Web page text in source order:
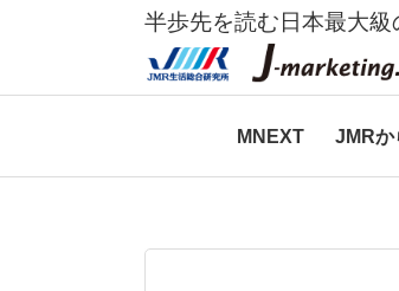
半歩先を読む日本最大
MNEXT JMRか